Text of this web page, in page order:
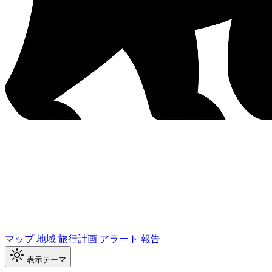
マップ地域旅行計画 アラート 報告
表示テーマ